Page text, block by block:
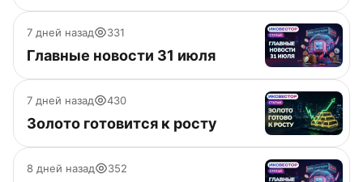
7 дней назад 331
Главные новости 31 июля
7 дней назад 430
Золото готовится к росту
8 дней назад 352